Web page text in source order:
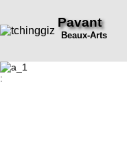
Pavant
Beaux-Arts
: